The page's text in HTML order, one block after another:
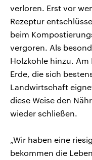
verloren. Erst vor
Rezeptur
beim
vergoren. Als
Holzkohle hinzu.
Erde, die sich
Landwirtschaft
diese Weise den
wieder schließen.
„Wir haben eine
bekommen die